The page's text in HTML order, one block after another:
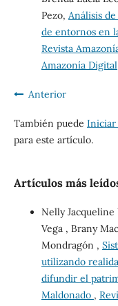
Pezo, Análisis
de entornos en
Revista
Amazonía Digital
Anterior
También puede Iniciar
para este artículo.
Artículos más
Nelly
Vega , Brany
Mondragón ,
utilizando
difundir el
Maldonado ,